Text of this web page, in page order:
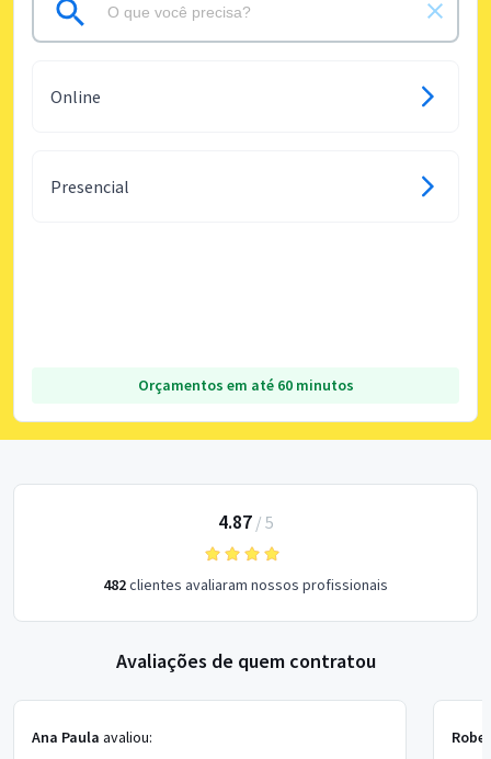
Online
Presencial
Orçamentos em até 60 minutos
4.87/ 5
482clientes avaliaram nossos profissionais
Avaliações de quem contratou
Ana Paula avaliou: